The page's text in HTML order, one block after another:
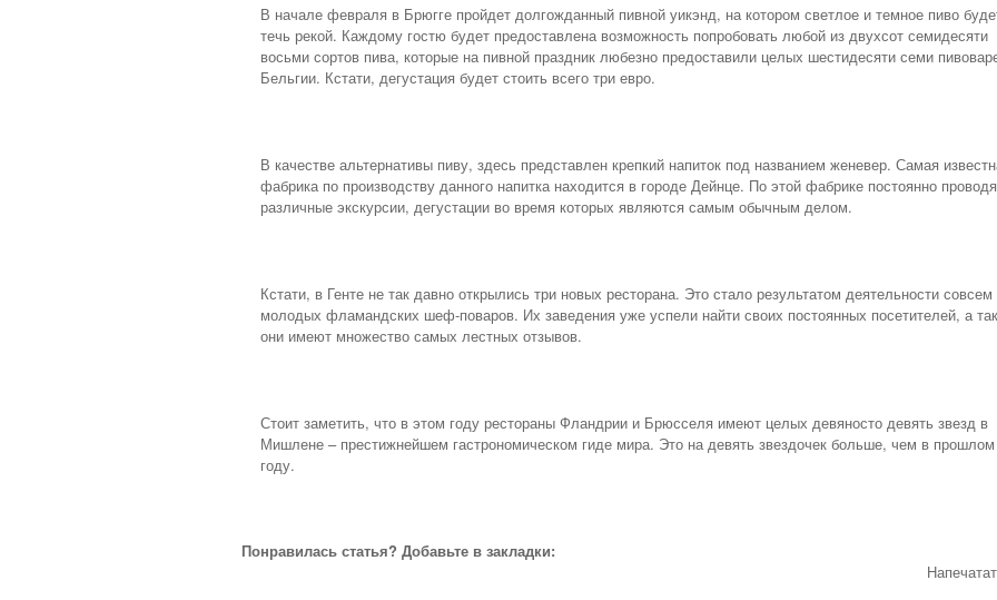
В начале февраля в Брюгге пройдет долгожданный пивной уикэнд, на котором светлое и темное пиво
течь рекой. Каждому гостю будет предоставлена возможность попробовать любой из двухсот семидесяти
восьми сортов пива, которые на пивной праздник любезно предоставили целых шестидесяти семи
Бельгии. Кстати, дегустация будет стоить всего три евро.
В качестве альтернативы пиву, здесь представлен крепкий напиток под названием женевер. Самая
фабрика по производству данного напитка находится в городе Дейнце. По этой фабрике постоянно
различные экскурсии, дегустации во время которых являются самым обычным делом.
Кстати, в Генте не так давно открылись три новых ресторана. Это стало результатом деятельности совсем
молодых фламандских шеф-поваров. Их заведения уже успели найти своих постоянных посетителей, а
они имеют множество самых лестных отзывов.
Стоит заметить, что в этом году рестораны Фландрии и Брюсселя имеют целых девяносто девять звезд в
Мишлене – престижнейшем гастрономическом гиде мира. Это на девять звездочек больше, чем в прошлом
году.
Понравилась статья? Добавьте в закладки: